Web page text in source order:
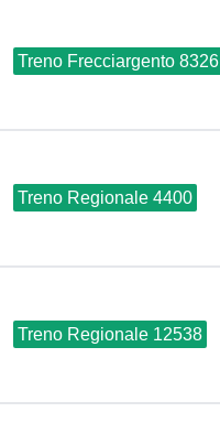
Treno Frecciargento 8326
Treno Regionale 4400
Treno Regionale 12538